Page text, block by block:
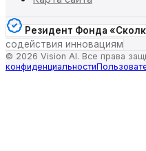
Резидент Фонда
содействия инновациям
© 2026 Vision AI. Все права
конфиденциальности